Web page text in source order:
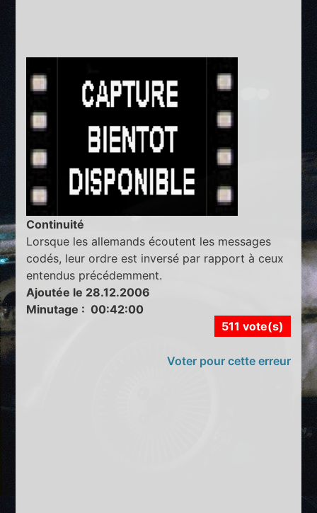
Continuité
Lorsque les allemands écoutent les messages
codés, leur ordre est inversé par rapport à ceux
entendus précédemment.
Ajoutée le 28.12.2006
Minutage : 00:42:00
511 vote(s)
Voter pour cette erreur